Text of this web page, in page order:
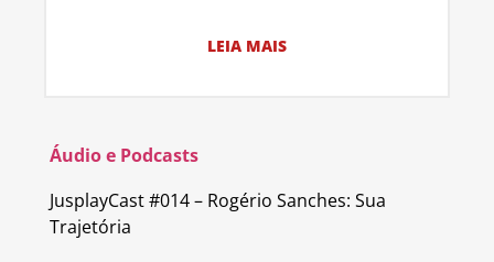
LEIA MAIS
Áudio e Podcasts
JusplayCast #014 – Rogério Sanches: Sua
Trajetória